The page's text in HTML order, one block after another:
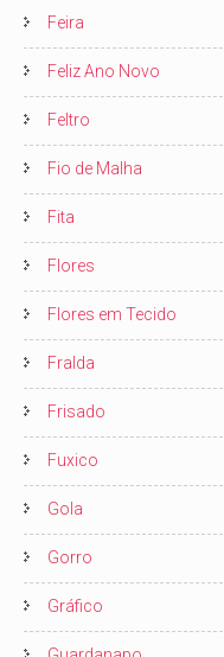
Feira
Feliz Ano Novo
Feltro
Fio de Malha
Fita
Flores
Flores em Tecido
Fralda
Frisado
Fuxico
Gola
Gorro
Gráfico